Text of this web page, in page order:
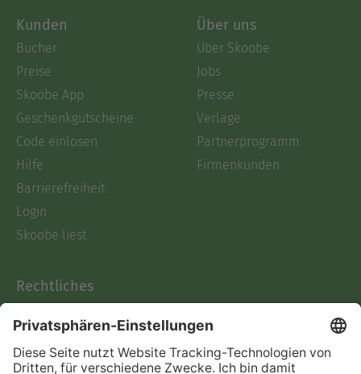
Kunden
Bücher
Preise
Skoobe App
Geschenkgutscheine
Code einlösen
Hilfe
Barrierefreiheit
Login
Skoobe liest
Über uns
Über Skoobe
Jobs
Presse
Verlage
Partnerprogramm
Firmenkunden
Rechtliches
AGB
Informationen nach Data